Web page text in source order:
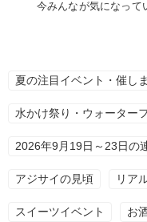
今みんなが気になって
夏の注目イベント・催し
水かけ祭り・ウォーター
2026年9月19日～23日の
アジサイの見頃 リア
スイーツイベント お